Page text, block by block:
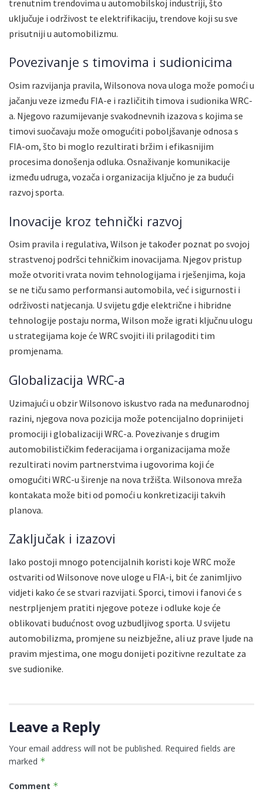
trenutnim trendovima u automobilskoj industriji, što
uključuje i održivost te elektrifikaciju, trendove koji su sve
prisutniji u automobilizmu.
Povezivanje s timovima i sudionicima
Osim razvijanja pravila, Wilsonova nova uloga može pomoći u
jačanju veze između FIA-e i različitih timova i sudionika WRC-
a. Njegovo razumijevanje svakodnevnih izazova s kojima se
timovi suočavaju može omogućiti poboljšavanje odnosa s
FIA-om, što bi moglo rezultirati bržim i efikasnijim
procesima donošenja odluka. Osnaživanje komunikacije
između udruga, vozača i organizacija ključno je za budući
razvoj sporta.
Inovacije kroz tehnički razvoj
Osim pravila i regulativa, Wilson je također poznat po svojoj
strastvenoj podršci tehničkim inovacijama. Njegov pristup
može otvoriti vrata novim tehnologijama i rješenjima, koja
se ne tiču samo performansi automobila, već i sigurnosti i
održivosti natjecanja. U svijetu gdje električne i hibridne
tehnologije postaju norma, Wilson može igrati ključnu ulogu
u strategijama koje će WRC svojiti ili prilagoditi tim
promjenama.
Globalizacija WRC-a
Uzimajući u obzir Wilsonovo iskustvo rada na međunarodnoj
razini, njegova nova pozicija može potencijalno doprinijeti
promociji i globalizaciji WRC-a. Povezivanje s drugim
automobilističkim federacijama i organizacijama može
rezultirati novim partnerstvima i ugovorima koji će
omogućiti WRC-u širenje na nova tržišta. Wilsonova mreža
kontakata može biti od pomoći u konkretizaciji takvih
planova.
Zaključak i izazovi
Iako postoji mnogo potencijalnih koristi koje WRC može
ostvariti od Wilsonove nove uloge u FIA-i, bit će zanimljivo
vidjeti kako će se stvari razvijati. Sporci, timovi i fanovi će s
nestrpljenjem pratiti njegove poteze i odluke koje će
oblikovati budućnost ovog uzbudljivog sporta. U svijetu
automobilizma, promjene su neizbježne, ali uz prave ljude na
pravim mjestima, one mogu donijeti pozitivne rezultate za
sve sudionike.
Leave a Reply
Your email address will not be published. Required fields are
marked *
Comment *